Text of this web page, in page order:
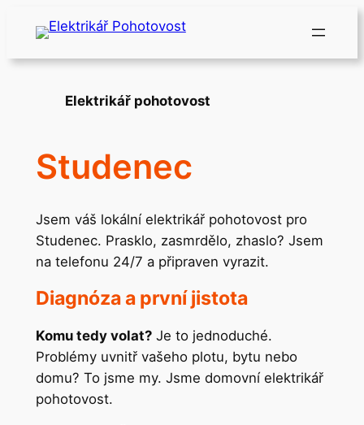
Přeskočit
obsah
Elektrikář pohotovost
Studenec
Jsem váš lokální elektrikář pohotovost pro
Studenec. Prasklo, zasmrdělo, zhaslo? Jsem
na telefonu 24/7 a připraven vyrazit.
Diagnóza a první jistota
Komu tedy volat?Je to jednoduché.
Problémy uvnitř vašeho plotu, bytu nebo
domu? To jsme my. Jsme domovní elektrikář
pohotovost.